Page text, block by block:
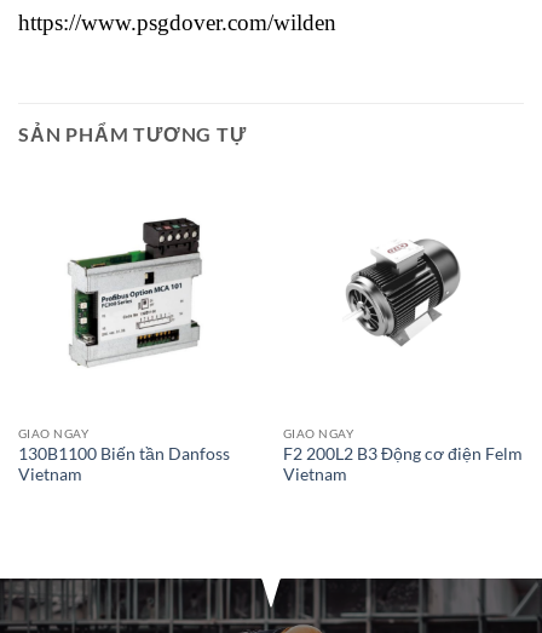
https://www.psgdover.com/wilden
SẢN PHẨM TƯƠNG TỰ
GIAO NGAY
130B1100 Biến tần Danfoss
Vietnam
GIAO NGAY
F2 200L2 B3 Động cơ điện Felm
Vietnam